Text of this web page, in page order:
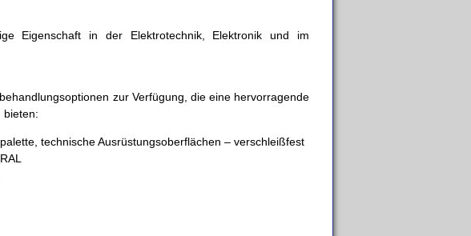
Eigenschaft in der Elektrotechnik, Elektronik und im
zur Verfügung, die eine hervorragende
bieten:
technische Ausrüstungsoberflächen – verschleißfest